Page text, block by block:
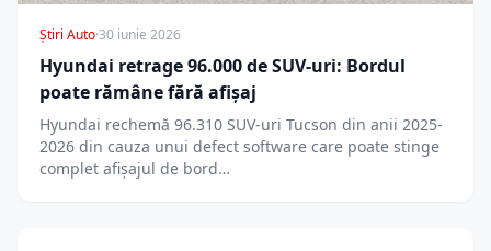
Știri Auto·30 iunie 2026
Hyundai retrage 96.000 de SUV-uri: Bordul
poate rămâne fără afișaj
Hyundai rechemă 96.310 SUV-uri Tucson din anii 2025-
2026 din cauza unui defect software care poate stinge
complet afișajul de bord…